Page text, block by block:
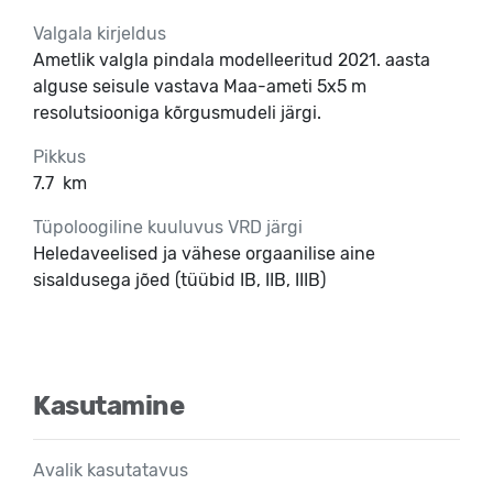
Valgala kirjeldus
Ametlik valgla pindala modelleeritud 2021. aasta
alguse seisule vastava Maa-ameti 5x5 m
resolutsiooniga kõrgusmudeli järgi.
Pikkus
7.7 km
Tüpoloogiline kuuluvus VRD järgi
Heledaveelised ja vähese orgaanilise aine
sisaldusega jõed (tüübid IB, IIB, IIIB)
Kasutamine
Avalik kasutatavus